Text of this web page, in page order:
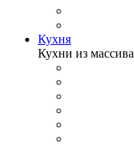
Кухня
Кухни из массива